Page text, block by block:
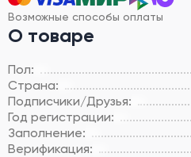
Возможные способы оплаты
О товаре
Пол:
Страна:
Подписчики/Друзья:
Год регистрации:
Заполнение:
Верификация: